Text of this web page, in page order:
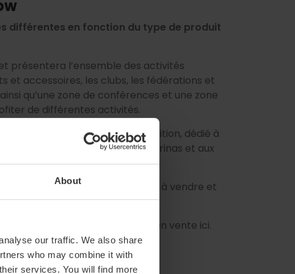
About
our traffic. We also share
who may combine it with
services. You will find more
différentes en fonction du type de produit
présentera l’ensemble des activités
et accessoires, les clubs, les fédérations et
qu’une zone de conférences et une zone
de différentes activités.
, la nouveauté de cette édition, dédié à
du secteur, aux moteurs, aux marinas et aux
toute la gamme des bateaux à vendre et
sur invitation. Les billets sont en vente ici.